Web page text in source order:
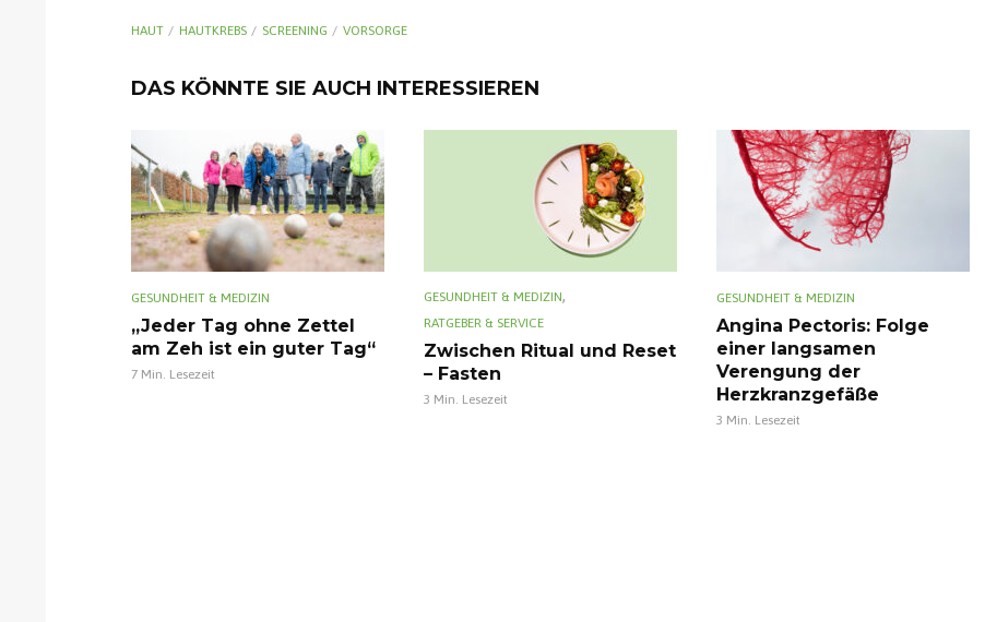
HAUT HAUTKREBS SCREENING VORSORGE
DAS KÖNNTE SIE AUCH INTERESSIEREN
GESUNDHEIT & MEDIZIN
„Jeder Tag ohne Zettel
am Zeh ist ein guter Tag“
7 Min. Lesezeit
GESUNDHEIT & MEDIZIN,
RATGEBER & SERVICE
Zwischen Ritual und Reset
– Fasten
3 Min. Lesezeit
GESUNDHEIT & MEDIZIN
Angina Pectoris: Folge
einer langsamen
Verengung der
Herzkranzgefäße
3 Min. Lesezeit